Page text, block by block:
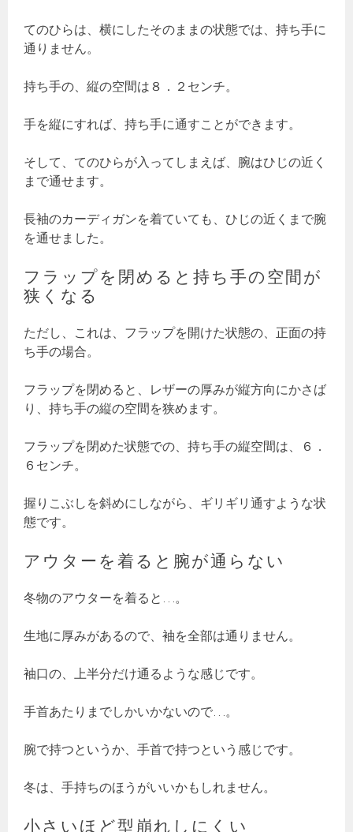
てのひらは、横にしたそのままの状態では、持ち手に
通りません。
持ち手の、縦の空間は８．２センチ。
手を縦にすれば、持ち手に通すことができます。
そして、てのひらが入ってしまえば、腕はひじの近く
まで通せます。
長袖のカーディガンを着ていても、ひじの近くまで腕
を通せました。
フラップを閉めると持ち手の空間が
狭くなる
ただし、これは、フラップを開けた状態の、正面の持
ち手の場合。
フラップを閉めると、レザーの厚みが縦方向にかさば
り、持ち手の縦の空間を狭めます。
フラップを閉めた状態での、持ち手の縦空間は、６．
６センチ。
握りこぶしを斜めにしながら、ギリギリ通すような状
態です。
アウターを着ると腕が通らない
冬物のアウターを着ると…。
生地に厚みがあるので、袖を全部は通りません。
袖口の、上半分だけ通るような感じです。
手首あたりまでしかいかないので…。
腕で持つというか、手首で持つという感じです。
冬は、手持ちのほうがいいかもしれません。
小さいほど型崩れしにくい